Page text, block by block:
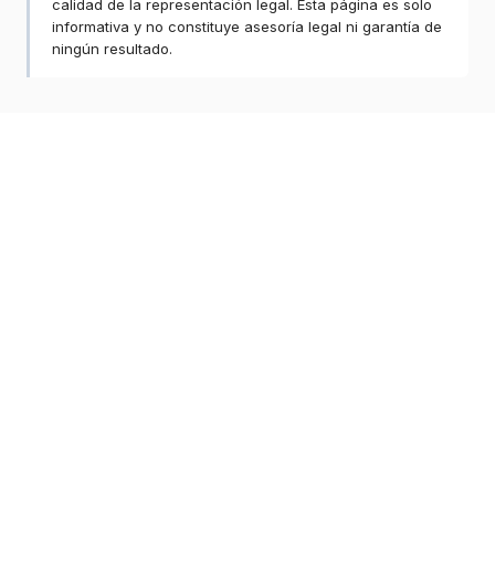
calidad de la representación legal. Esta página es solo
informativa y no constituye asesoría legal ni garantía de
ningún resultado.